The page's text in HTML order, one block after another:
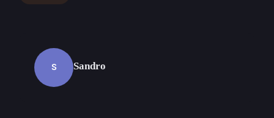
S Sandro